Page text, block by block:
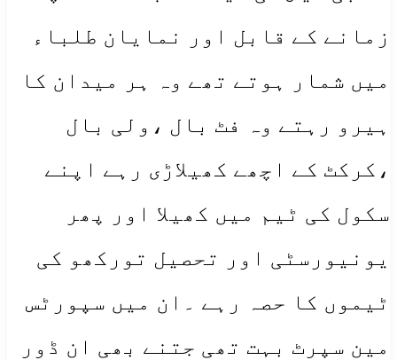
زمانے کے قابل اور نمایان طلباء
میں شمار ہوتے تھے وہ ہر میدان کا
ہیرو رہتے وہ فٹ بال ،ولی بال
،کرکٹ کے اچھے کھیلاڑی رہے اپنے
سکول کی ٹیم میں کھیلا اور پھر
یونیورسٹی اور تحصیل تورکھو کی
ٹیموں کا حصہ رہے ۔ان میں سپورٹس
مین سپرٹ بہت تھی جتنے بھی ان ڈور